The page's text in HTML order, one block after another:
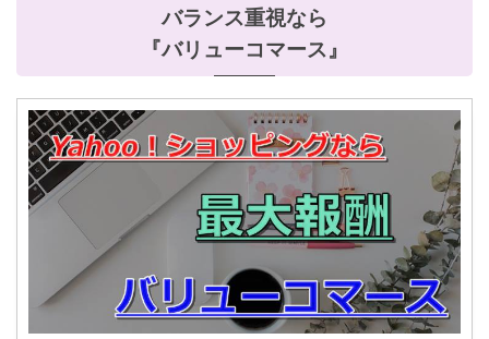
バランス重視なら
『バリューコマース』